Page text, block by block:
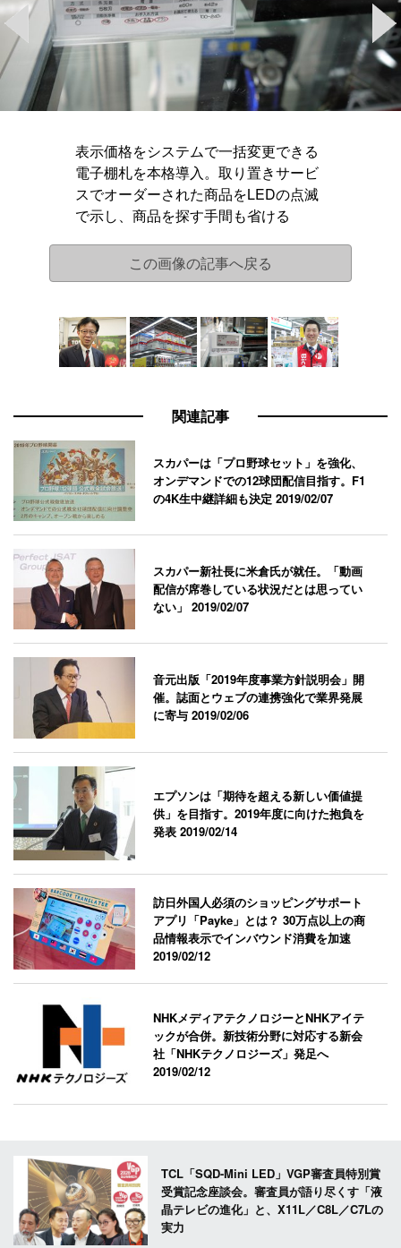
表示価格をシステムで一括変更できる
電子棚札を本格導入。取り置きサービ
スでオーダーされた商品をLEDの点滅
で示し、商品を探す手間も省ける
この画像の記事へ戻る
関連記事
スカパーは「プロ野球セット」を強化、
オンデマンドでの12球団配信目指す。F1
の4K生中継詳細も決定2019/02/07
スカパー新社長に米倉氏が就任。「動画
配信が席巻している状況だとは思ってい
ない」2019/02/07
音元出版「2019年度事業方針説明会」開
催。誌面とウェブの連携強化で業界発展
に寄与2019/02/06
エプソンは「期待を超える新しい価値提
供」を目指す。2019年度に向けた抱負を
発表2019/02/14
訪日外国人必須のショッピングサポート
アプリ「Payke」とは？ 30万点以上の商
品情報表示でインバウンド消費を加速
2019/02/12
NHKメディアテクノロジーとNHKアイテ
ックが合併。新技術分野に対応する新会
社「NHKテクノロジーズ」発足へ
2019/02/12
TCL「SQD-Mini LED」VGP審査員特別賞
受賞記念座談会。審査員が語り尽くす「液
晶テレビの進化」と、X11L／C8L／C7Lの
実力